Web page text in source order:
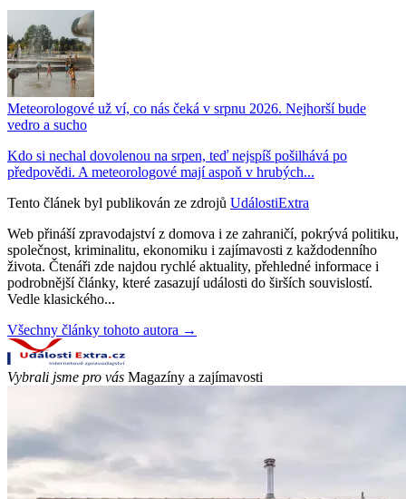
Meteorologové už ví, co nás čeká v srpnu 2026. Nejhorší bude
vedro a sucho
Kdo si nechal dovolenou na srpen, teď nejspíš pošilhává po
předpovědi. A meteorologové mají aspoň v hrubých...
Tento článek byl publikován ze zdrojů UdálostiExtra
Web přináší zpravodajství z domova i ze zahraničí, pokrývá politiku,
společnost, kriminalitu, ekonomiku i zajímavosti z každodenního
života. Čtenáři zde najdou rychlé aktuality, přehledné informace i
podrobnější články, které zasazují události do širších souvislostí.
Vedle klasického...
Všechny články tohoto autora →
Vybrali jsme pro vás Magazíny a zajímavosti